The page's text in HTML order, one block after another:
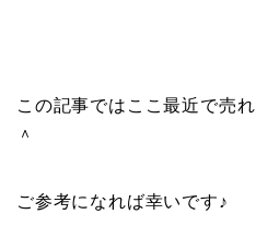
この記事ではここ最近で売
＾
ご参考になれば幸いです♪